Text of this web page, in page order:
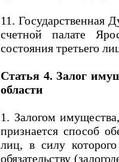
11. Государственная
счетной палате
состояния третьего
Статья 4. Залог
области
1. Залогом
признается способ
лиц, в силу
обязательству